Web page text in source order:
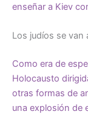
enseñar a Kiev
Los judíos se van
Como era de
Holocausto
otras formas de
una explosión de